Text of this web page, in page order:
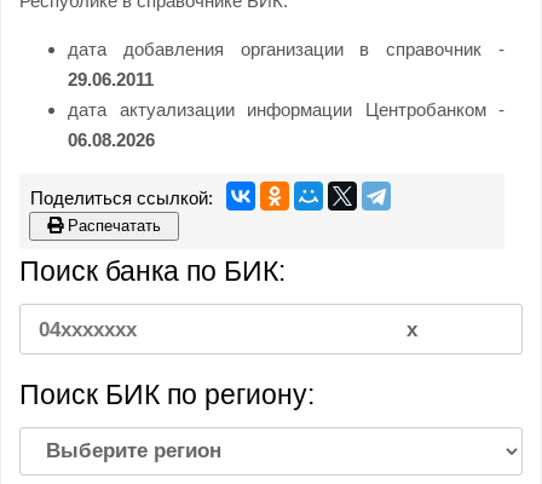
дата добавления организации в справочник -
29.06.2011
дата актуализации информации Центробанком -
06.08.2026
Распечатать
Поиск банка по БИК:
Поиск БИК по региону: